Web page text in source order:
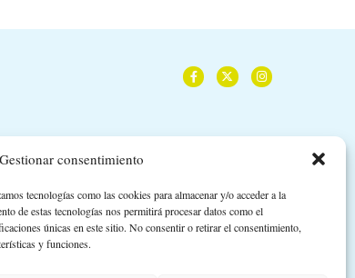
Gestionar consentimiento
tecnologías como las cookies para almacenar y/o acceder a la
de estas tecnologías nos permitirá procesar datos como el
únicas en este sitio. No consentir o retirar el consentimiento,
y funciones.